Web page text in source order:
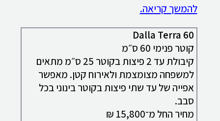
להמשך קריאה.
Dalla Terra 60
קוטר פנימי 60 ס״מ
קיבולת עד 2 פיצות בקוטר 25 ס״מ מתאים
למשפחה מצומצמת ולאירוח קטן. מאפשר
אפייה של עד שתי פיצות בקוטר בינוני בכל
סבב.
מחיר החל מ־15,800 ₪